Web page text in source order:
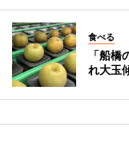
食べる
「船
れ大玉